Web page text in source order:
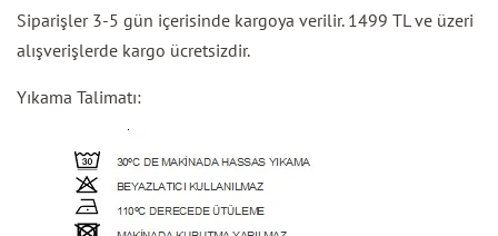
Siparişler 3-5 gün içerisinde kargoya verilir. 1499 TL ve üzeri
alışverişlerde kargo ücretsizdir.
Yıkama Talimatı: